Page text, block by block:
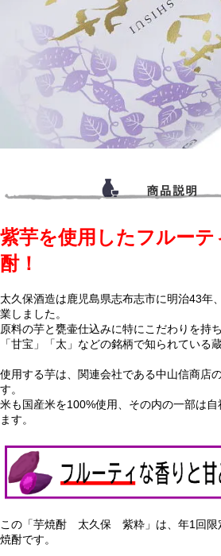
紫芋を使用したフルー
酎！
太久保酒造は鹿児島県志布志市に明治43年
業しました。
原料の芋と甕壷仕込みに特にこだわりを持
「甘宝」「太」などの銘柄で知られている
使用する芋は、関連会社である中山信商店
す。
米も国産米を100%使用、その内の一部は
ます。
この「芋焼酎 太久保 紫粋」は、年1回限
焼酎です。